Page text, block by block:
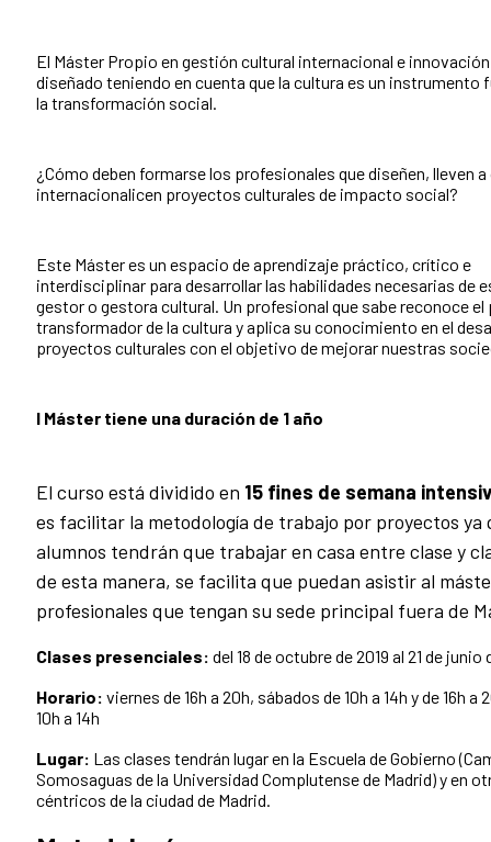
El Máster Propio en gestión cultural internacional e
diseñado teniendo en cuenta que la cultura es un instrumento
la transformación social.
¿Cómo deben formarse los profesionales que diseñen, lleven a
internacionalicen proyectos culturales de impacto social?
Este Máster es un espacio de aprendizaje práctico, crítico e
interdisciplinar para desarrollar las habilidades necesarias de
gestor o gestora cultural. Un profesional que sabe reconoce el
transformador de la cultura y aplica su conocimiento en el
proyectos culturales con el objetivo de mejorar nuestras
l Máster tiene una duración de 1 año
El curso está dividido en 15 fines de semana
es facilitar la metodología de trabajo por proyectos ya
alumnos tendrán que trabajar en casa entre clase y
de esta manera, se facilita que puedan asistir al
profesionales que tengan su sede principal fuera de
Clases presenciales: del 18 de octubre de 2019 al 21 de junio
Horario: viernes de 16h a 20h, sábados de 10h a 14h y de 16h a
10h a 14h
Lugar: Las clases tendrán lugar en la Escuela de Gobierno
Somosaguas de la Universidad Complutense de Madrid) y en
céntricos de la ciudad de Madrid.